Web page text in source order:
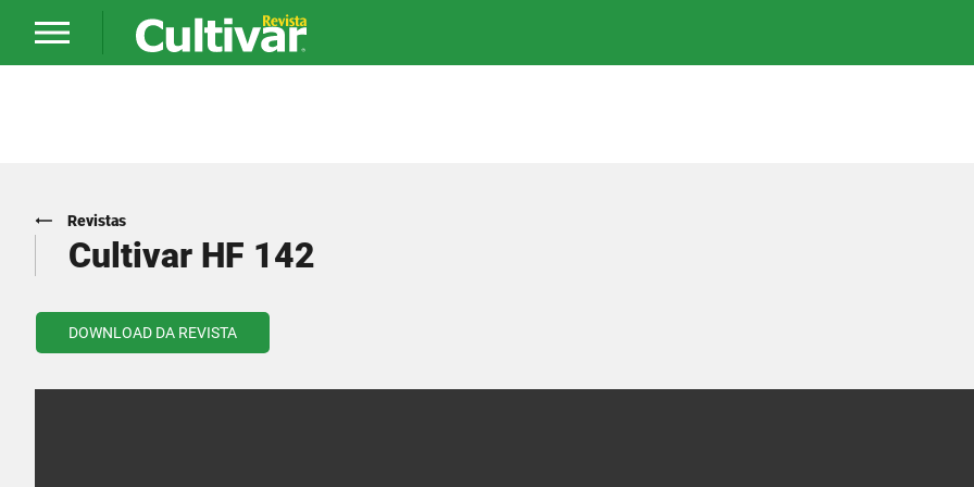
Revistas
Cultivar HF 142
DOWNLOAD DA REVISTA